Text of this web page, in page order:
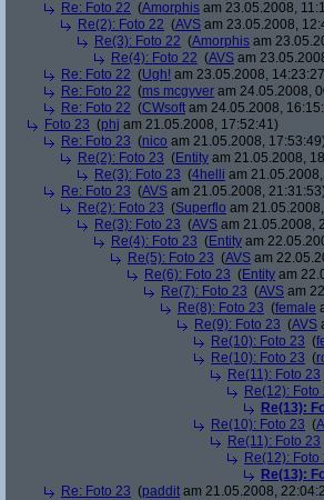
Re: Foto 22 (Amorphis am 23.05.2008,
Re(2): Foto 22 (AVS am 23.05.2008,
Re(3): Foto 22 (Amorphis am
Re(4): Foto 22 (AVS am
Re: Foto 22 (Ugh! am 23.05.2008,
Re: Foto 22 (ms mcgyver am 24.05.2008,
Re: Foto 22 (CWsoft am 24.05.2008,
Foto 23 (phj am 21.05.2008, 17:52:41)
Re: Foto 23 (nico am 21.05.2008, 17:53:49)
Re(2): Foto 23 (Entity am 21.05.2008,
Re(3): Foto 23 (4helli am
Re: Foto 23 (AVS am 21.05.2008, 21:31:53)
Re(2): Foto 23 (Superflo am
Re(3): Foto 23 (AVS am 21.05.2008,
Re(4): Foto 23 (Entity am
Re(5): Foto 23 (AVS am
Re(6): Foto 23 (Entity am
Re(7): Foto 23 (AVS am
Re(8): Foto 23 (female
Re(9): Foto 23 (AVS
Re(10): Foto 23 (
Re(10): Foto 23 (
Re(11): Foto 23
Re(12): Foto
Re(13):
Re(10): Foto 23 (
Re(11): Foto 23
Re(12): Foto
Re(13):
Re: Foto 23 (paddit am 21.05.2008,